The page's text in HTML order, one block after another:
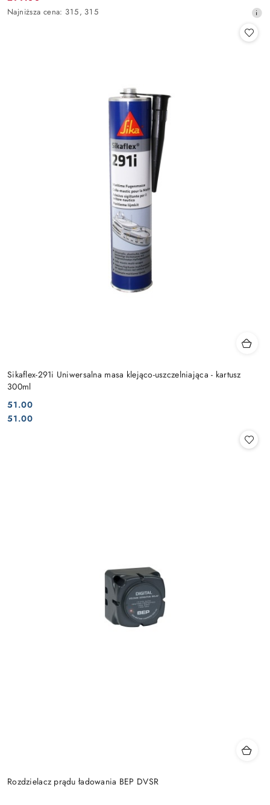
promocyjna:
Cena
promocyjna:
Najniższa
Najniższa cena: 315, 315
Sikaflex-291i Uniwersalna masa klejąco-uszczelniająca - kartusz
300ml
Cena:
51.00
Cena:
51.00
Rozdzielacz prądu ładowania BEP DVSR